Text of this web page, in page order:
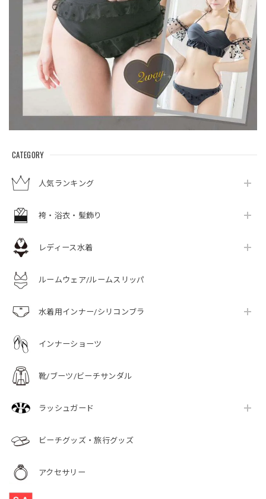
CATEGORY
人気ランキング
袴・浴衣・髪飾り
レディース水着
ルームウェア/ルームスリッパ
水着用インナー/シリコンブラ
インナーショーツ
靴/ブーツ/ビーチサンダル
ラッシュガード
ビーチグッズ・旅行グッズ
アクセサリー